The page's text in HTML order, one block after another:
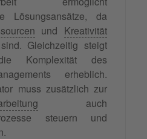
Lösungsansätze, da
und Kreativität
Gleichzeitig steigt
Komplexität des
erheblich.
muss zusätzlich zur
auch
steuern und